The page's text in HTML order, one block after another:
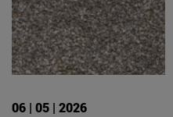
06 | 05 | 2026